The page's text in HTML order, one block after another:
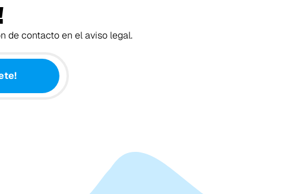
de contacto en el aviso legal.